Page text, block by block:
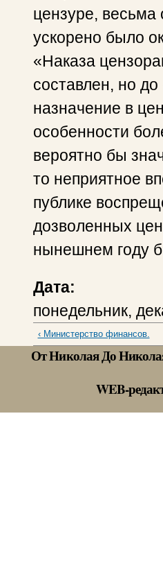
цензуре,
ускорено было
«Наказа
составлен, но
назначение в
особенности
вероятно бы
то неприятное
публике
дозволенных
нынешнем году
Дата:
понедельник,
‹ Министерство финансов.
От Николая До
WEB-